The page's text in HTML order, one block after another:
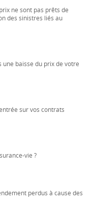
ne sont pas prêts de
des sinistres liés au
une baisse du prix de votre
sur vos contrats
vie ?
perdus à cause des